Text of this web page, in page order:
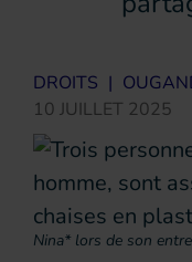
DROITS |
10 JUILLET 2025
Nina* lors de son